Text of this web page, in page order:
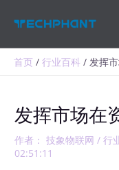
首页 行业百科 发挥
发挥市场在
作者： 技象物联网/行
02:51:11